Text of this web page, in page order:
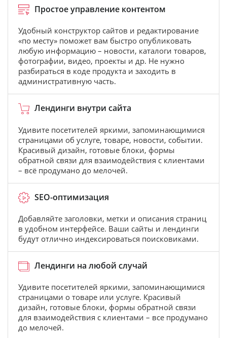
Простое управление контентом
Удобный конструктор сайтов и редактирование
«по месту» поможет вам быстро опубликовать
любую информацию – новости, каталоги товаров,
фотографии, видео, проекты и др. Не нужно
разбираться в коде продукта и заходить в
административную часть.
Лендинги внутри сайта
Удивите посетителей яркими, запоминающимися
страницами об услуге, товаре, новости, событии.
Красивый дизайн, готовые блоки, формы
обратной связи для взаимодействия с клиентами
– всё продумано до мелочей.
SEO-оптимизация
Добавляйте заголовки, метки и описания страниц
в удобном интерфейсе. Ваши сайты и лендинги
будут отлично индексироваться поисковиками.
Лендинги на любой случай
Удивите посетителей яркими, запоминающимися
страницами о товаре или услуге. Красивый
дизайн, готовые блоки, формы обратной связи
для взаимодействия с клиентами – все продумано
до мелочей.